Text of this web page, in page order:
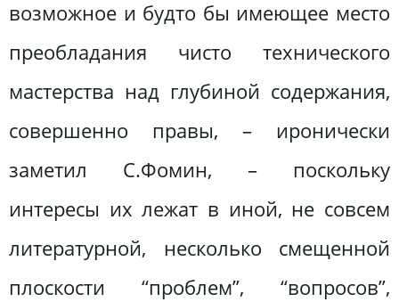
возможное и будто бы имеющее место
преобладания чисто технического
мастерства над глубиной содержания,
совершенно правы, – иронически
заметил С.Фомин, – поскольку
интересы их лежат в иной, не совсем
литературной, несколько смещенной
плоскости “проблем”, “вопросов”,